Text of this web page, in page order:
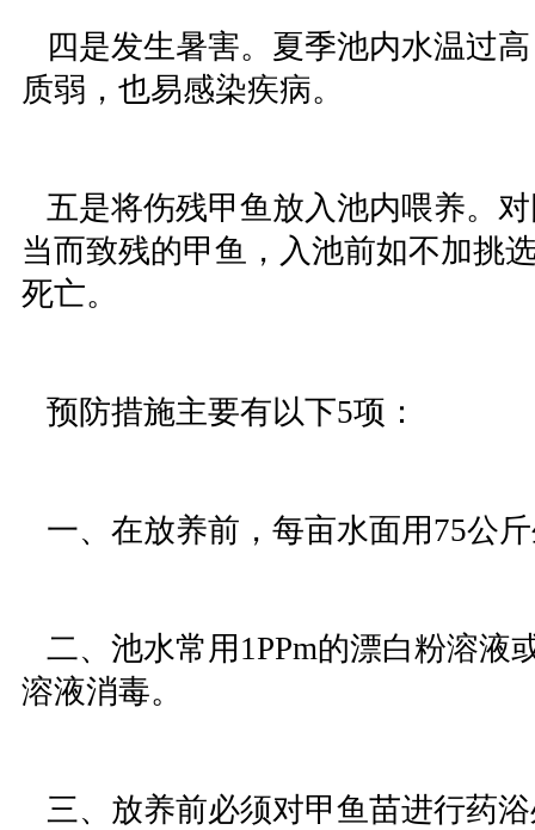
四是发生暑害。夏季池内水温过
质弱，也易感染疾病。
五是将伤残甲鱼放入池内喂养。
当而致残的甲鱼，入池前如不加挑
死亡。
预防措施主要有以下5项：
一、在放养前，每亩水面用75公
二、池水常用1PPm的漂白粉溶液
溶液消毒。
三、放养前必须对甲鱼苗进行药